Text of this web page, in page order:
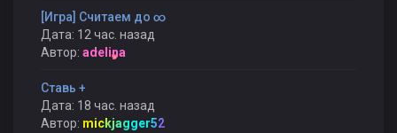
[Игра] Считаем до ∞
Дата: 12 час. назад
Автор: adelina
Ставь +
Дата: 18 час. назад
Автор: mickjagger52